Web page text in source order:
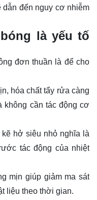
đến nguy cơ nhiễm
là yếu tố
đơn thuần là để cho
hóa chất tẩy rửa càng
không cần tác động cơ
kẽ hở siêu nhỏ nghĩa là
tác động của nhiệt
mịn giúp giảm ma sát
liệu theo thời gian.